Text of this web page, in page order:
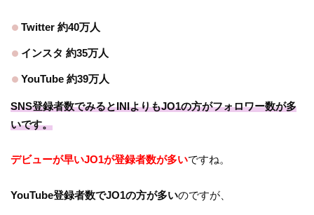
Twitter 約40万人
インスタ 約35万人
YouTube 約39万人
SNS登録者数でみるとINIよりもJO1の方がフォロワー数が多
いです。
デビューが早いJO1が登録者数が多いですね。
YouTube登録者数でJO1の方が多いのですが、